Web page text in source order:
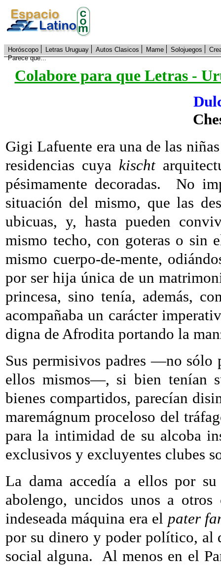
Horóscopo Letras Uruguay Autos Clasicos Mame Solojuegos
Parece que...
Colabore para que Letras -
Gigi Lafuente era una de las
residencias cuya kischt
pésimamente decoradas.
No
situación del mismo, que las
ubicuas, y, hasta pueden
mismo techo, con goteras o sin
mismo cuerpo-de-mente,
por ser hija única de un
princesa, sino tenía, además,
acompañaba un carácter
digna de Afrodita portando la
Sus permisivos padres —no
ellos mismos—, si bien tenían
bienes compartidos, parecían
maremágnum proceloso del
para la intimidad de su alcoba
exclusivos y excluyentes clubes
La dama accedía a ellos por
abolengo, uncidos unos a
indeseada máquina era el pater
por su dinero y poder político, al
social alguna. Al menos en el